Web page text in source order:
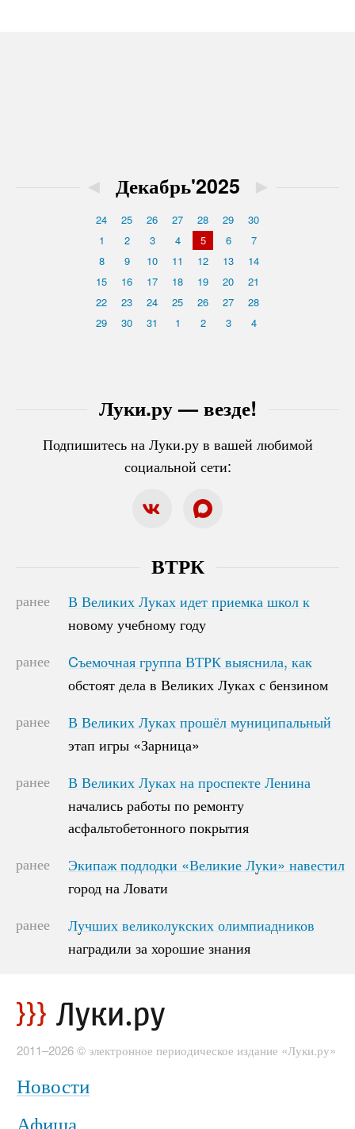
Луки.ру — везде!
Подпишитесь на Луки.ру в вашей любимой
социальной сети:
◄ Декабрь'2025 ►
24 25 26 27 28 29
30
1
2 3 4 5 6
7
8
9 10 11 12 13
14
15
16 17 18 19 20
21
22
23 24 25 26 27
28
29
30 31 1 2 3 4
ВТРК
ранее
В Великих Луках идет приемка школ к
новому учебному году
В Великих Луках идет приемка школ к
новому учебному году
ранее
Cъемочная группа ВТРК выяснила, как
обстоят дела в Великих Луках с бензином
Cъемочная группа ВТРК выяснила, как
обстоят дела в Великих Луках с бензином
ранее
В Великих Луках прошёл муниципальный
этап игры «Зарница»
В Великих Луках прошёл муниципальный
этап игры «Зарница»
ранее
В Великих Луках на проспекте Ленина
начались работы по ремонту
асфальтобетонного покрытия
В Великих Луках на проспекте Ленина
начались работы по ремонту
асфальтобетонного покрытия
ранее
Экипаж подлодки «Великие Луки» навестил
город на Ловати
Экипаж подлодки «Великие Луки» навестил
город на Ловати
ранее
Лучших великолукских олимпиадников
наградили за хорошие знания
Лучших великолукских олимпиадников
наградили за хорошие знания
2011–2026 © электронное периодическое издание «Луки.ру»
Новости
Афиша